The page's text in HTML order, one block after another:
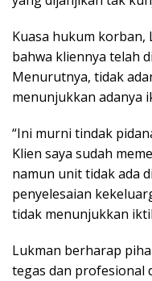
Kuasa hukum korban,
bahwa kliennya telah
Menurutnya, tidak
menunjukkan adanya
“Ini murni tindak
Klien saya sudah
namun unit tidak ada
penyelesaian
tidak menunjukkan
Lukman berharap
tegas dan profesional